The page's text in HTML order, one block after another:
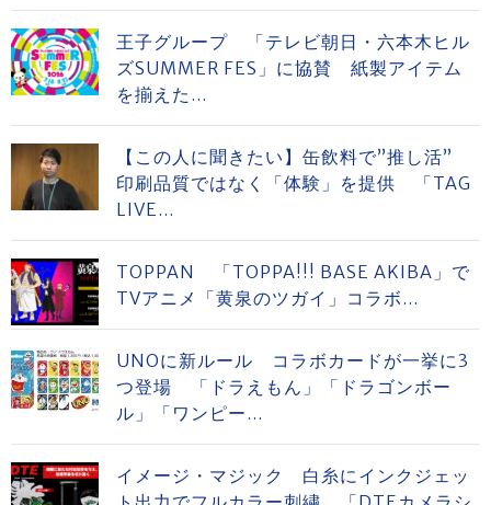
王子グループ 「テレビ朝日・六本木ヒル
ズSUMMER FES」に協賛 紙製アイテム
を揃えた...
【この人に聞きたい】缶飲料で”推し活”
印刷品質ではなく「体験」を提供 「TAG
LIVE...
TOPPAN 「TOPPA!!! BASE AKIBA」で
TVアニメ「黄泉のツガイ」コラボ...
UNOに新ルール コラボカードが一挙に3
つ登場 「ドラえもん」「ドラゴンボー
ル」「ワンピー...
イメージ・マジック 白糸にインクジェッ